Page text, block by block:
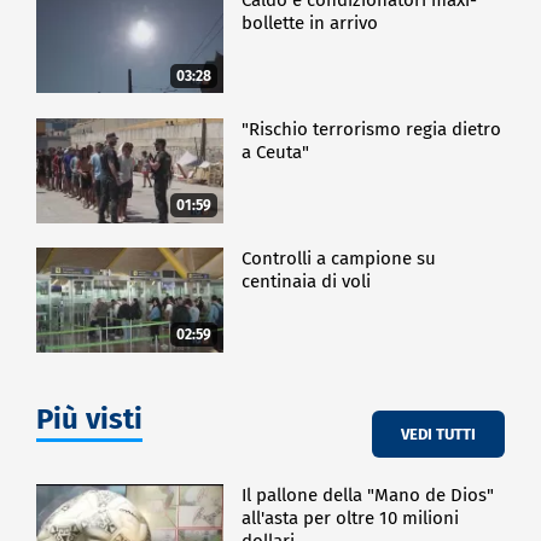
03:28
bollette in arrivo
01:59
"Rischio terrorismo regia dietro
a Ceuta"
02:59
Controlli a campione su
centinaia di voli
Più visti VEDI TUTTI
Il pallone della "Mano de Dios"
all'asta per oltre 10 milioni